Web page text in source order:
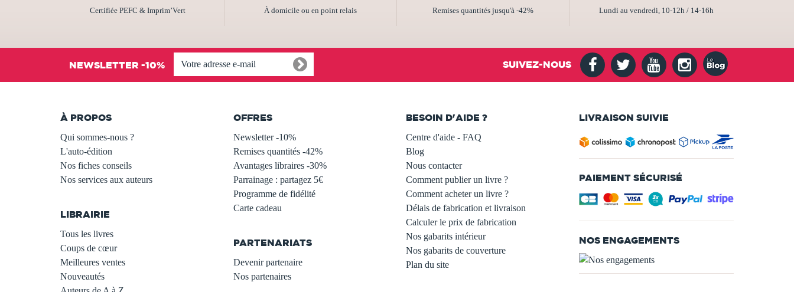
Certifiée PEFC & Imprim’Vert À domicile ou en point relais Remises quantités jusqu'à -42% Lundi au vendredi, 10-12h / 14-16h
NEWSLETTER -10% SUIVEZ-NOUS
À PROPOS
Qui sommes-nous ?
L'auto-édition
Nos fiches conseils
Nos services aux auteurs
LIBRAIRIE
Tous les livres
Coups de cœur
Meilleures ventes
Nouveautés
OFFRES
Newsletter -10%
Remises quantités -42%
Avantages libraires -30%
Parrainage : partagez 5€
Programme de fidélité
Carte cadeau
PARTENARIATS
Devenir partenaire
Nos partenaires
BESOIN D'AIDE ?
Centre d'aide - FAQ
Blog
Nous contacter
Comment publier un livre ?
Comment acheter un livre ?
Délais de fabrication et livraison
Calculer le prix de fabrication
Nos gabarits intérieur
Nos gabarits de couverture
Plan du site
LIVRAISON SUIVIE
PAIEMENT SÉCURISÉ
NOS ENGAGEMENTS